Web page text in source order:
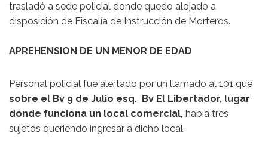
trasladó a sede policial donde quedo alojado a
disposición de Fiscalía de Instrucción de Morteros.
APREHENSION DE UN MENOR DE EDAD
Personal policial fue alertado por un llamado al 101 que
sobre el Bv 9 de Julio esq. Bv El Libertador, lugar
donde funciona un local comercial, había tres
sujetos queriendo ingresar a dicho local.